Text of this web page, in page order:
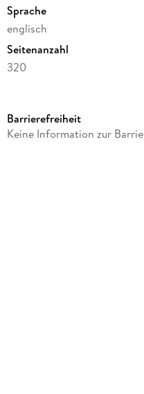
Sprache
englisch
Seitenanzahl
320
Autor/Autorin
Barrierefreiheit
Keine Information zur